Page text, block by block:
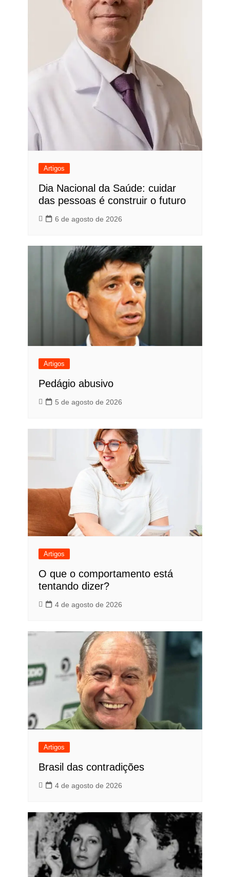
Artigos
Dia Nacional da Saúde: cuidar
das pessoas é construir o futuro
6 de agosto de 2026
Artigos
Pedágio abusivo
5 de agosto de 2026
Artigos
O que o comportamento está
tentando dizer?
4 de agosto de 2026
Artigos
Brasil das contradições
4 de agosto de 2026